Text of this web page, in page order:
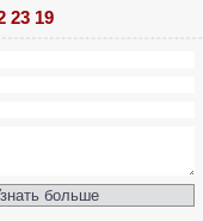
23 19